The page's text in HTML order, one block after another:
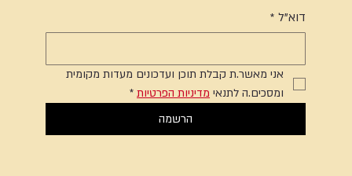
דוא"ל *
אני מאשר.ת קבלת תוכן ועדכונים מעדות מקומית
ומסכים.ה לתנאי מדיניות הפרטיות *
הרשמה